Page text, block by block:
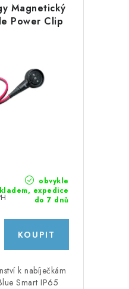
Magnetický
Power Clip
obvykle
expedice
do 7 dnů
k nabíječkám
Smart IP65